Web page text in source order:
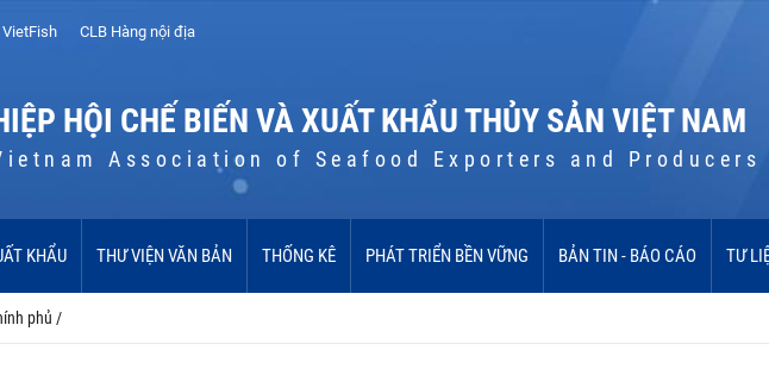
CLB Hàng nội địa
HỘI CHẾ BIẾN VÀ XUẤT KHẨU THỦY SẢN VIỆT NAM
Association of Seafood Exporters and Producers
KHẨU THƯ VIỆN VĂN BẢN THỐNG KÊ PHÁT TRIỂN BỀN VỮNG BẢN TIN - BÁO CÁO TƯ
phủ /